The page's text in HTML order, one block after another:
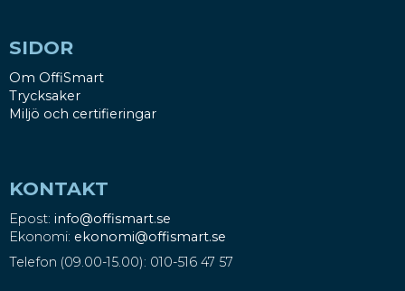
SIDOR
Om OffiSmart
Trycksaker
Miljö och certifieringar
KONTAKT
Epost: info@offismart.se
Ekonomi: ekonomi@offismart.se
Telefon (09.00-15.00): 010-516 47 57